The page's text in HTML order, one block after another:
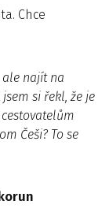
Chce
ale najít na
si řekl, že je
Češi? To se